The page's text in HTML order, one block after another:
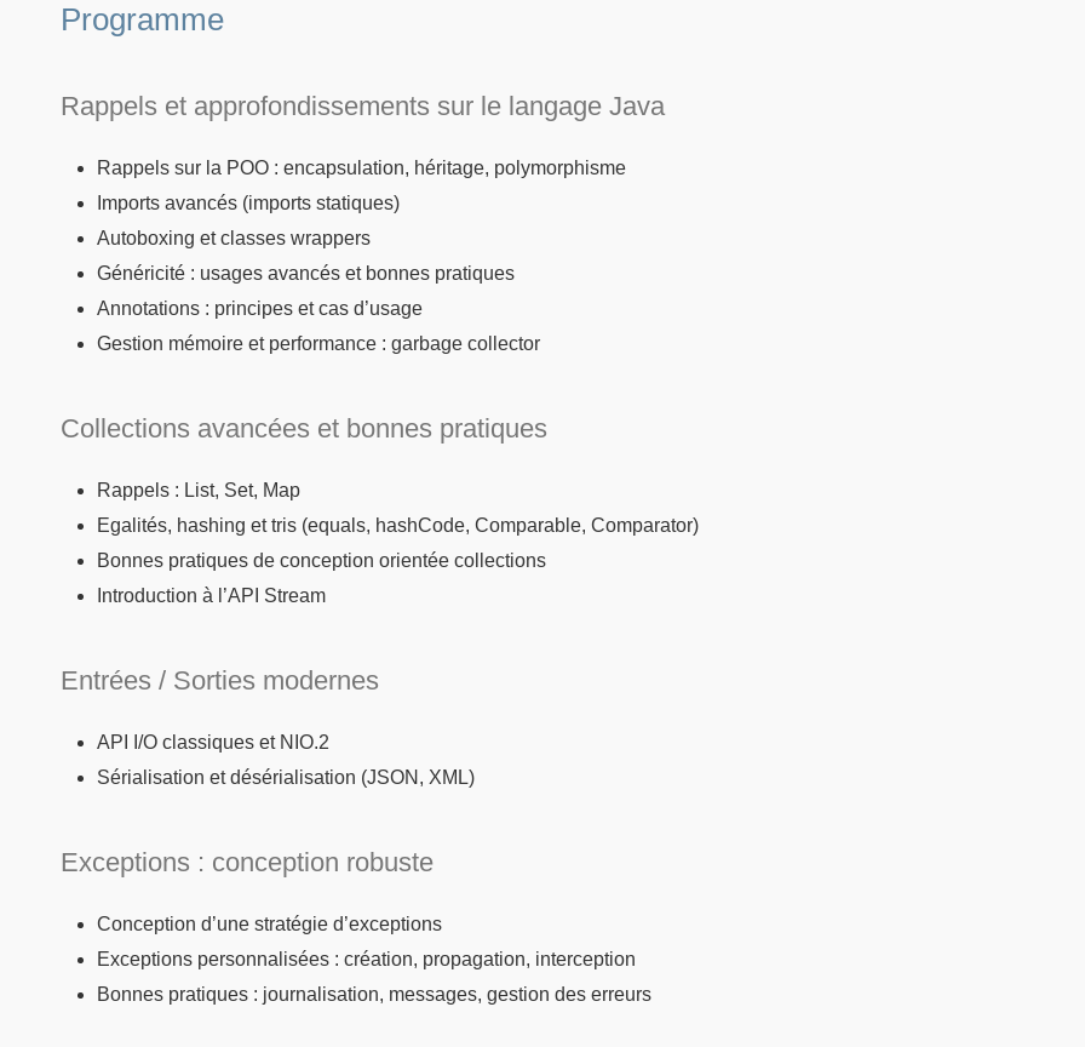
Programme
Rappels et approfondissements sur le langage Java
Rappels sur la POO : encapsulation, héritage, polymorphisme
Imports avancés (imports statiques)
Autoboxing et classes wrappers
Généricité : usages avancés et bonnes pratiques
Annotations : principes et cas d’usage
Gestion mémoire et performance : garbage collector
Collections avancées et bonnes pratiques
Rappels : List, Set, Map
Egalités, hashing et tris (equals, hashCode, Comparable, Comparator)
Bonnes pratiques de conception orientée collections
Introduction à l’API Stream
Entrées / Sorties modernes
API I/O classiques et NIO.2
Sérialisation et désérialisation (JSON, XML)
Exceptions : conception robuste
Conception d’une stratégie d’exceptions
Exceptions personnalisées : création, propagation, interception
Bonnes pratiques : journalisation, messages, gestion des erreurs